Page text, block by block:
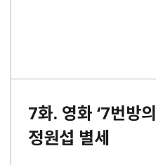
7화. 영화 ‘7번방
정원섭 별세